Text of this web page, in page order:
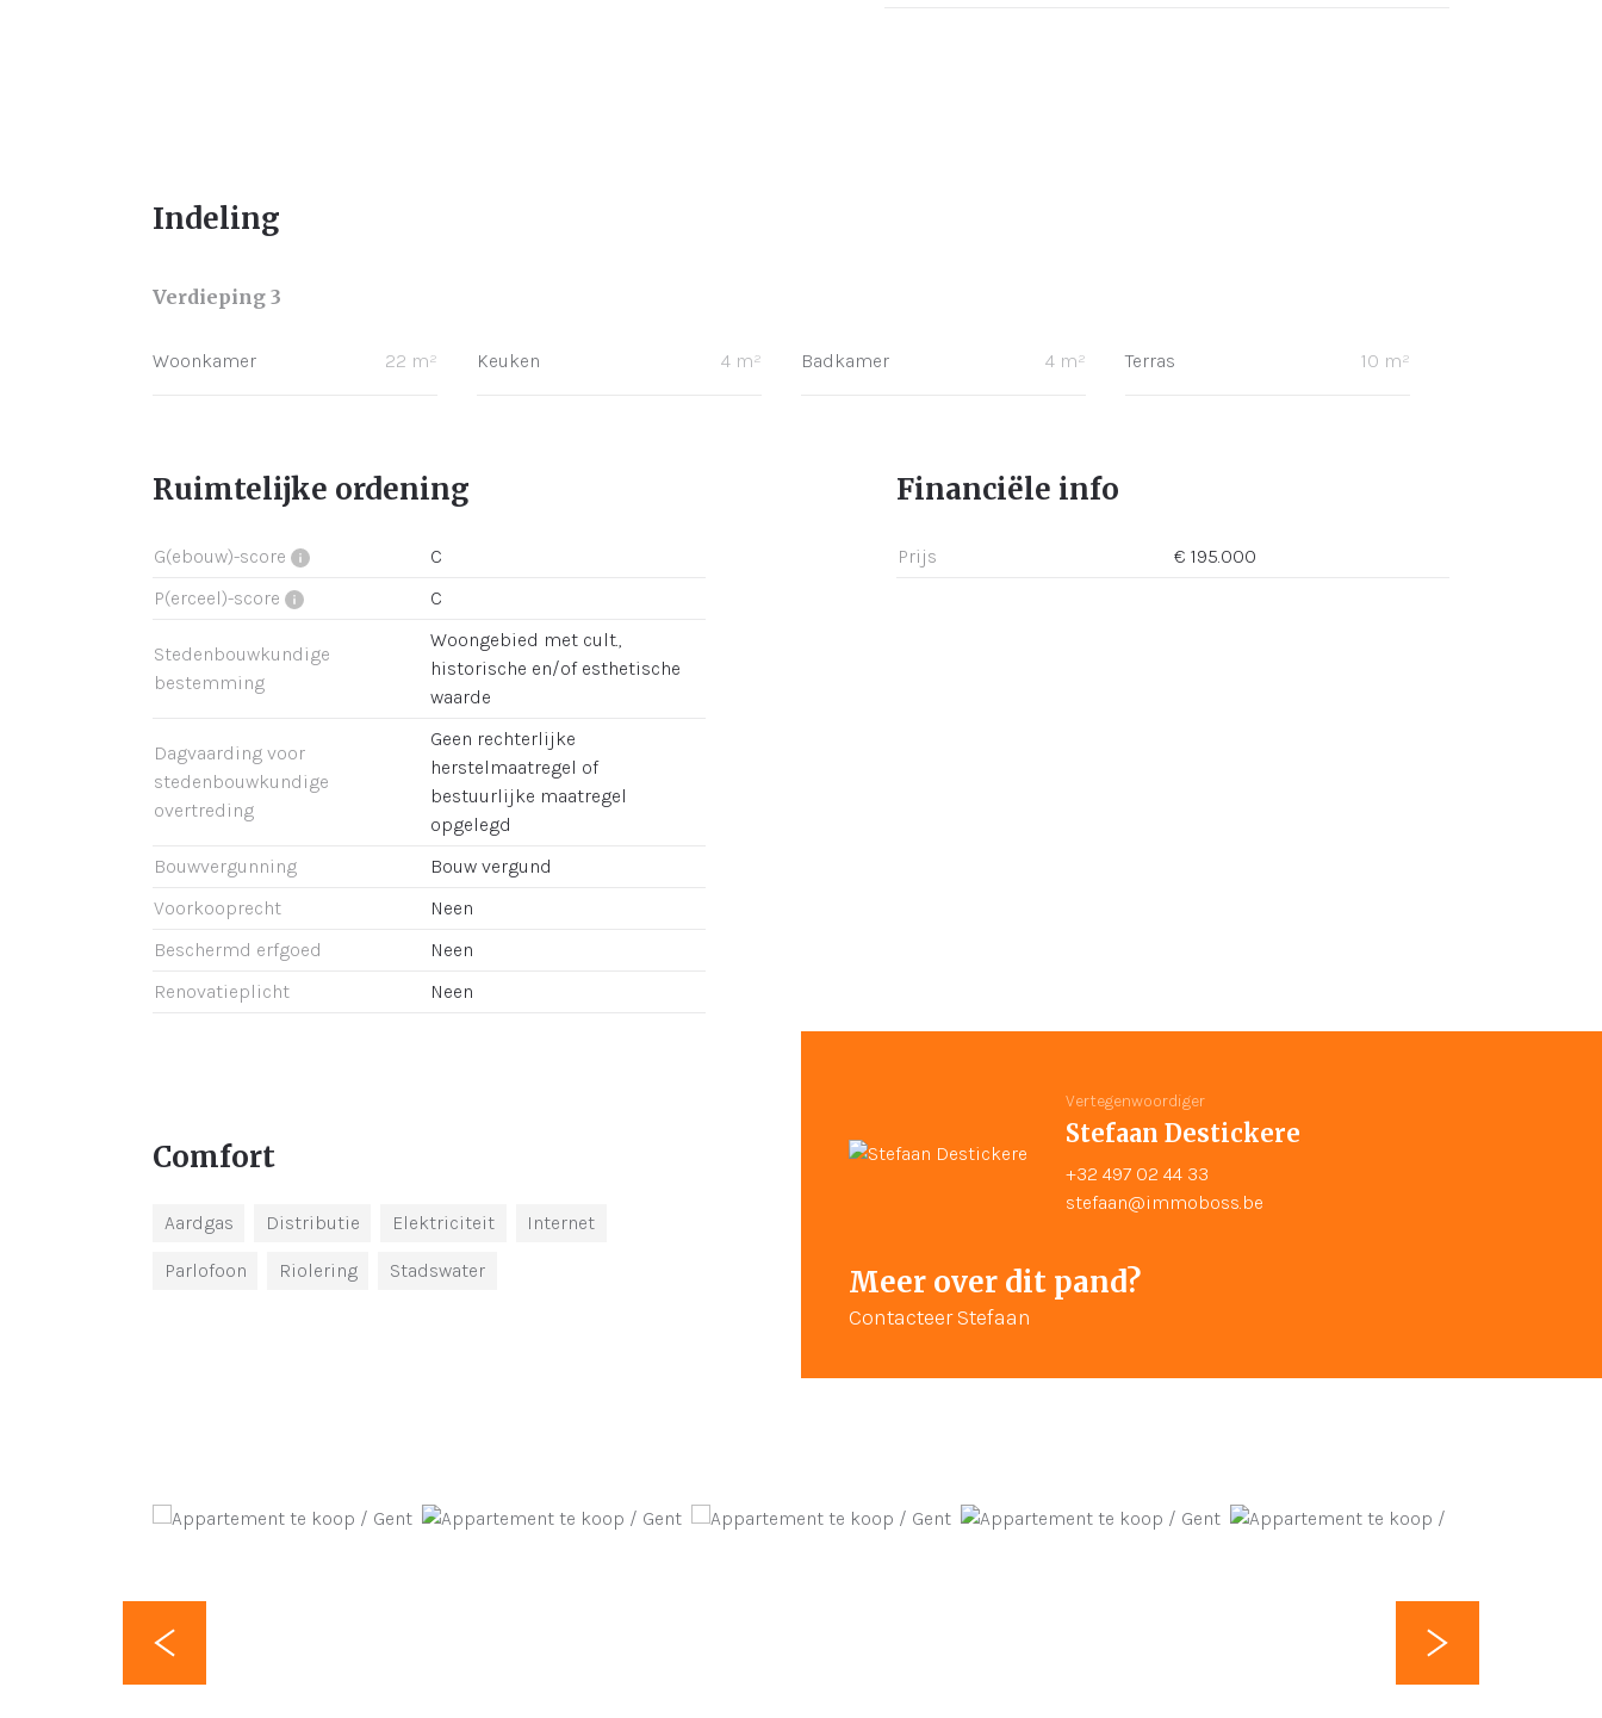
Indeling
Verdieping 3
Woonkamer 22 m² Keuken 4 m² Badkamer 4 m² Terras 10 m²
Ruimtelijke ordening
G(ebouw)-score
C
P(erceel)-score
C
Stedenbouwkundige
bestemming
Woongebied met cult.,
historische en/of esthetische
waarde
Dagvaarding voor
stedenbouwkundige
overtreding
Geen rechterlijke
herstelmaatregel of
bestuurlijke maatregel
opgelegd
Bouwvergunning
Bouw vergund
Voorkooprecht
Neen
Beschermd erfgoed
Neen
Renovatieplicht
Neen
Financiële info
Prijs € 195.000
Comfort
Aardgas Distributie Elektriciteit Internet
Parlofoon Riolering Stadswater
Vertegenwoordiger
Stefaan Destickere
+32 497 02 44 33
stefaan@immoboss.be
Meer over dit pand?
Contacteer Stefaan